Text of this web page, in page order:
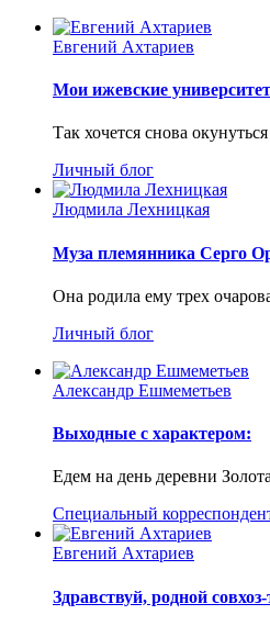
Евгений Ахтариев
Мои ижевские
Так хочется снова
Личный блог
Людмила Лехницкая
Муза племянника Серго
Она родила ему трех
Личный блог
Александр Ешмеметьев
Выходные с характером:
Едем на день деревни
Специальный
Евгений Ахтариев
Здравствуй, родной